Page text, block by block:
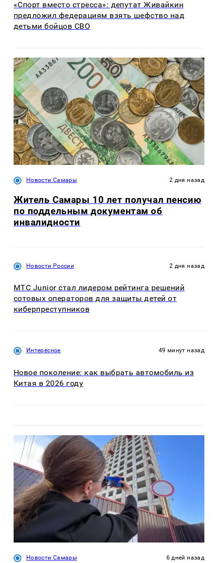
«Спорт вместо стресса»: депутат Живайкин
предложил федерациям взять шефство над
детьми бойцов СВО
Новости Самары 2 дня назад
Житель Самары 10 лет получал пенсию
по поддельным документам об
инвалидности
Новости России 2 дня назад
МТС Junior стал лидером рейтинга решений
сотовых операторов для защиты детей от
киберпреступников
Интересное 49 минут назад
Новое поколение: как выбрать автомобиль из
Китая в 2026 году
Новости Самары 6 дней назад